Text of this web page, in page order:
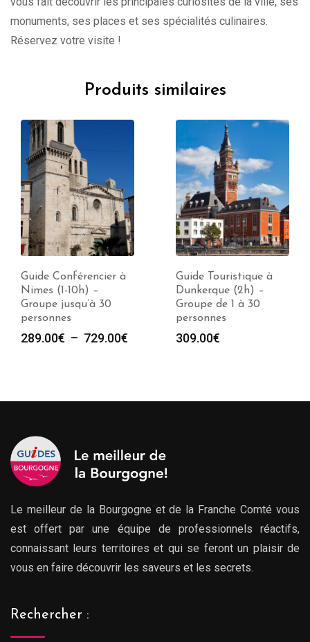
monuments, ses places et ses spécialités culinaires.
Réservez votre visite !
Produits similaires
Guide Conférencier à
Nimes (1-10h) –
Groupe jusqu’à 30
personnes
289.00€ – 729.00€
à
Guide Touristique à
Dunkerque (2h) –
Groupe de 1 à 30
personnes
309.00€
Le meilleur de la Bourgogne et de la Franche Comté vous
est offert par une équipe de professionnels réactifs,
connaissant leurs territoires et qui se feront un plaisir de
vous en faire découvrir les saveurs et les secrets.
Rechercher :